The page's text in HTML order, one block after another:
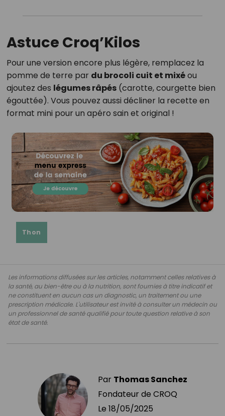
Astuce Croq’Kilos
Pour une version encore plus légère, remplacez la
pomme de terre par du brocoli cuit et mixéou
ajoutez des légumes râpés(carotte, courgette bien
égouttée). Vous pouvez aussi décliner la recette en
format mini pour un apéro sain et original !
Thon
Les informations diffusées sur les articles, notamment celles relatives à
la santé, au bien-être ou à la nutrition, sont fournies à titre indicatif et
ne constituent en aucun cas un diagnostic, un traitement ou une
prescription médicale. L'utilisateur est invité à consulter un médecin ou
un professionnel de santé qualifié pour toute question relative à son
état de santé.
Par Thomas Sanchez
Fondateur de CROQ
Le 18/05/2025